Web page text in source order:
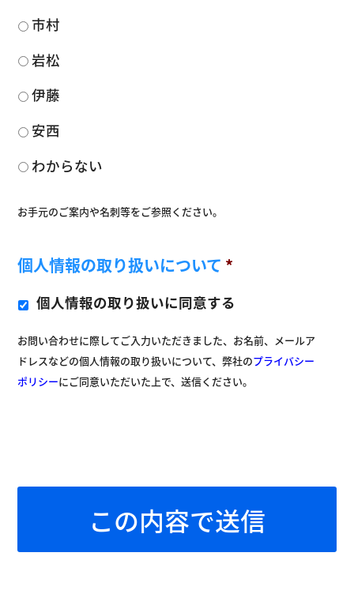
市村
岩松
伊藤
安西
わからない
お手元のご案内や名刺等をご参照ください。
個人情報の取り扱いについて *
個人情報の取り扱いに同意する
お問い合わせに際してご入力いただきました、お名前、メールア
ドレスなどの個人情報の取り扱いについて、弊社のプライバシー
ポリシーにご同意いただいた上で、送信ください。